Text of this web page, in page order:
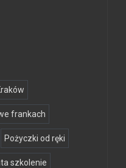
frankach
Pożyczki od ręki
szkolenie